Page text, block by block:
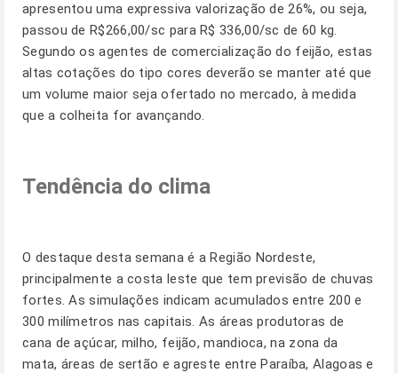
apresentou uma expressiva valorização de 26%, ou seja,
passou de R$266,00/sc para R$ 336,00/sc de 60 kg.
Segundo os agentes de comercialização do feijão, estas
altas cotações do tipo cores deverão se manter até que
um volume maior seja ofertado no mercado, à medida
que a colheita for avançando.
Tendência do clima
O destaque desta semana é a Região Nordeste,
principalmente a costa leste que tem previsão de chuvas
fortes. As simulações indicam acumulados entre 200 e
300 milímetros nas capitais. As áreas produtoras de
cana de açúcar, milho, feijão, mandioca, na zona da
mata, áreas de sertão e agreste entre Paraíba, Alagoas e